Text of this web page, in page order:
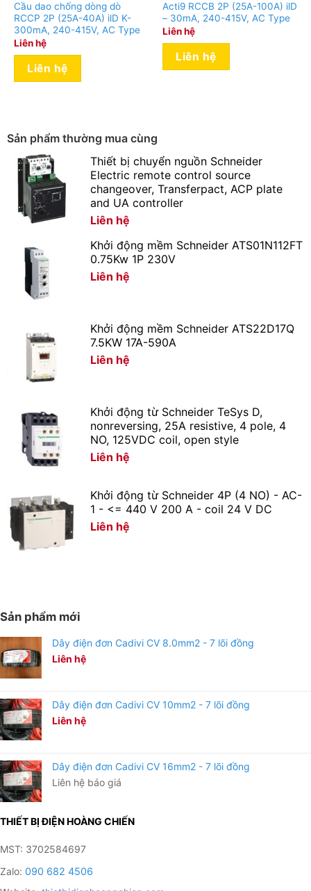
Cầu dao chống dòng dò
RCCP 2P (25A-40A) ilD K-
300mA, 240-415V, AC Type
Liên hệ
Liên hệ
Acti9 RCCB 2P (25A-100A) ilD
– 30mA, 240-415V, AC Type
Liên hệ
Liên hệ
Sản phẩm thường mua cùng
Thiết bị chuyển nguồn Schneider
Electric remote control source
changeover, Transferpact, ACP plate
and UA controller
Liên hệ
Khởi động mềm Schneider ATS01N112FT
0.75Kw 1P 230V
Liên hệ
Khởi động mềm Schneider ATS22D17Q
7.5KW 17A-590A
Liên hệ
Khởi động từ Schneider TeSys D,
nonreversing, 25A resistive, 4 pole, 4
NO, 125VDC coil, open style
Liên hệ
Khởi động từ Schneider 4P (4 NO) - AC-
1 - <= 440 V 200 A - coil 24 V DC
Liên hệ
Sản phẩm mới
Dây điện đơn Cadivi CV 8.0mm2 - 7 lõi đồng
Liên hệ
Dây điện đơn Cadivi CV 10mm2 - 7 lõi đồng
Liên hệ
Dây điện đơn Cadivi CV 16mm2 - 7 lõi đồng
Liên hệ báo giá
THIẾT BỊ ĐIỆN HOÀNG CHIẾN
MST: 3702584697
Zalo: 090 682 4506